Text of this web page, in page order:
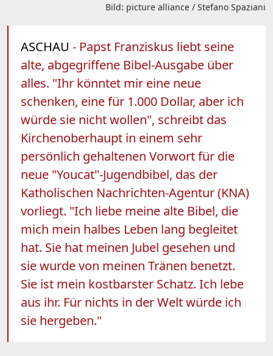
Bild: picture alliance / Stefano Spaziani
ASCHAU - Papst Franziskus liebt seine
alte, abgegriffene Bibel-Ausgabe über
alles. "Ihr könntet mir eine neue
schenken, eine für 1.000 Dollar, aber ich
würde sie nicht wollen", schreibt das
Kirchenoberhaupt in einem sehr
persönlich gehaltenen Vorwort für die
neue "Youcat"-Jugendbibel, das der
Katholischen Nachrichten-Agentur (KNA)
vorliegt. "Ich liebe meine alte Bibel, die
mich mein halbes Leben lang begleitet
hat. Sie hat meinen Jubel gesehen und
sie wurde von meinen Tränen benetzt.
Sie ist mein kostbarster Schatz. Ich lebe
aus ihr. Für nichts in der Welt würde ich
sie hergeben."